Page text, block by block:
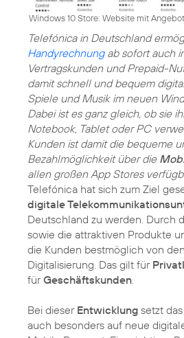
Windows 10 Store: Website mit
Telefónica in Deutschland
Handyrechnungab sofort auch
Vertragskunden und Prepaid-
damit schnell und bequem
Spiele und Musik im neuen
Dabei ist es ganz gleich, ob sie
Notebook, Tablet oder PC
Kunden ist damit die bequeme
Bezahlmöglichkeit über die
allen großen App Stores
Telefónica hat sich zum Ziel
digitale
Deutschland zu werden. Durch
sowie die attraktiven Produkte
die Kunden bestmöglich von
Digitalisierung. Das gilt für
fürGeschäftskunden
Bei dieser Entwicklung setzt
auch besonders auf neue